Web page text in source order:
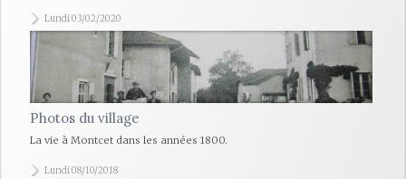
Lundi 03/02/2020
Photos du village
La vie à Montcet dans les années 1800.
Lundi 08/10/2018